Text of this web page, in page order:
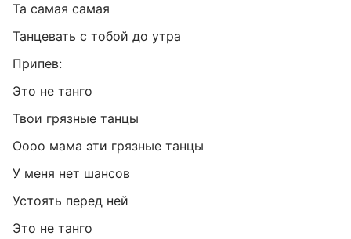
Та самая самая
Танцевать с тобой до утра
Припев:
Это не танго
Твои грязные танцы
Оооо мама эти грязные танцы
У меня нет шансов
Устоять перед ней
Это не танго